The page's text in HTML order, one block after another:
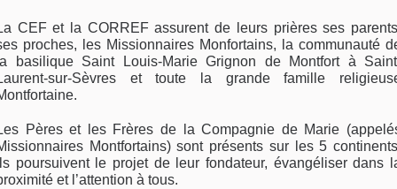
CEF et la CORREF assurent de leurs prières ses
proches, les Missionnaires Monfortains, la communauté
basilique Saint Louis-Marie Grignon de Montfort à
sur-Sèvres et toute la grande famille
Pères et les Frères de la Compagnie de Marie
Montfortains) sont présents sur les 5
poursuivent le projet de leur fondateur, évangéliser dans
et l’attention à tous.